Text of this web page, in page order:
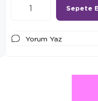
Yorum Yaz